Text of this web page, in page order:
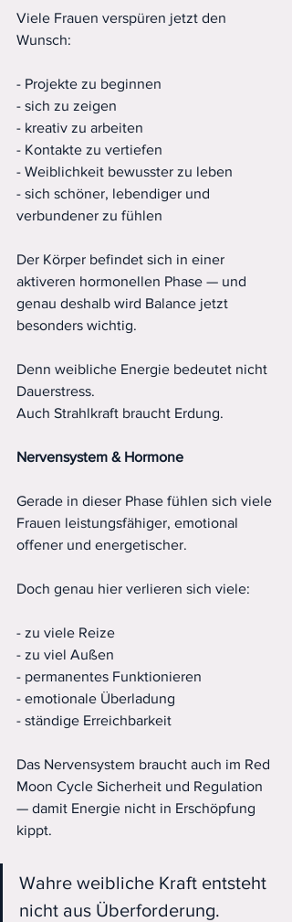
Viele Frauen verspüren jetzt den
Wunsch:
- Projekte zu beginnen
- sich zu zeigen
- kreativ zu arbeiten
- Kontakte zu vertiefen
- Weiblichkeit bewusster zu leben
- sich schöner, lebendiger und
verbundener zu fühlen
Der Körper befindet sich in einer
aktiveren hormonellen Phase — und
genau deshalb wird Balance jetzt
besonders wichtig.
Denn weibliche Energie bedeutet nicht
Dauerstress.
Auch Strahlkraft braucht Erdung.
Nervensystem & Hormone
Gerade in dieser Phase fühlen sich viele
Frauen leistungsfähiger, emotional
offener und energetischer.
Doch genau hier verlieren sich viele:
- zu viele Reize
- zu viel Außen
- permanentes Funktionieren
- emotionale Überladung
- ständige Erreichbarkeit
Das Nervensystem braucht auch im Red
Moon Cycle Sicherheit und Regulation
— damit Energie nicht in Erschöpfung
kippt.
Wahre weibliche Kraft entsteht
nicht aus Überforderung.